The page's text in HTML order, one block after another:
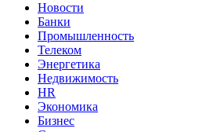
Новости
Банки
Промышленность
Телеком
Энергетика
Недвижимость
HR
Экономика
Бизнес